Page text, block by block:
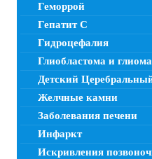
Геморрой
Гепатит C
Гидроцефалия
Глиобластома и глиома
Детский
Желчные камни
Заболевания печени
Инфаркт
Искривления